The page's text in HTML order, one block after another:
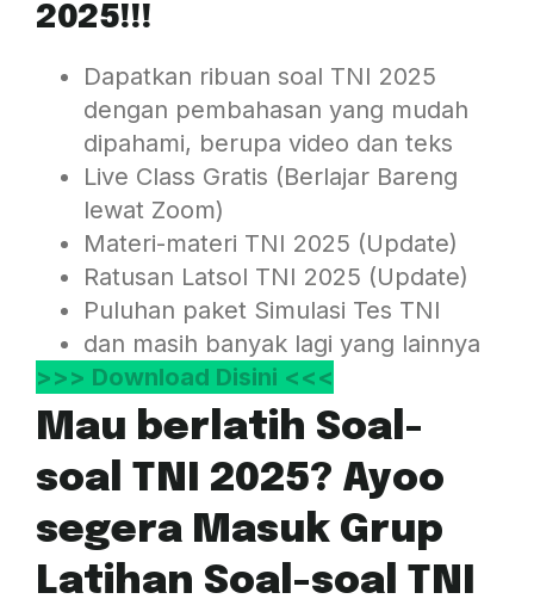
2025!!!
Dapatkan ribuan soal TNI 2025
dengan pembahasan yang mudah
dipahami, berupa video dan teks
Live Class Gratis (Berlajar Bareng
lewat Zoom)
Materi-materi TNI 2025 (Update)
Ratusan Latsol TNI 2025 (Update)
Puluhan paket Simulasi Tes TNI
dan masih banyak lagi yang lainnya
>>> Download Disini <<<
Mau berlatih Soal-
soal TNI 2025? Ayoo
segera Masuk Grup
Latihan Soal-soal TNI